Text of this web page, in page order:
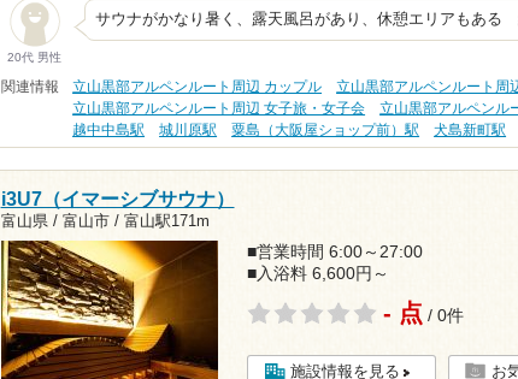
20代 男性
サウナがかなり暑く、露天風呂があり、休憩エリアもある
関連情報 立山黒部アルペンルート周辺 カップル
立山黒部アルペンルート周
立山黒部アルペンルート周辺 女子旅・女子会
立山黒部アルペンル
越中中島駅
城川原駅 粟島（大阪屋ショップ前）駅 犬島新町駅
i3U7（イマーシブサウナ）
富山県 / 富山市 / 富山駅171m
■営業時間 6:00～27:00
■入浴料 6,600円～
- 点 / 0件
施設情報を見る お